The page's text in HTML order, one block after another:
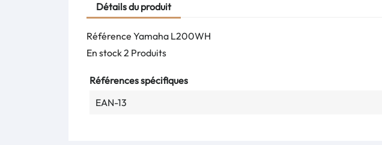
Détails du produit
Référence Yamaha L200WH
En stock2 Produits
Références spécifiques
EAN-13